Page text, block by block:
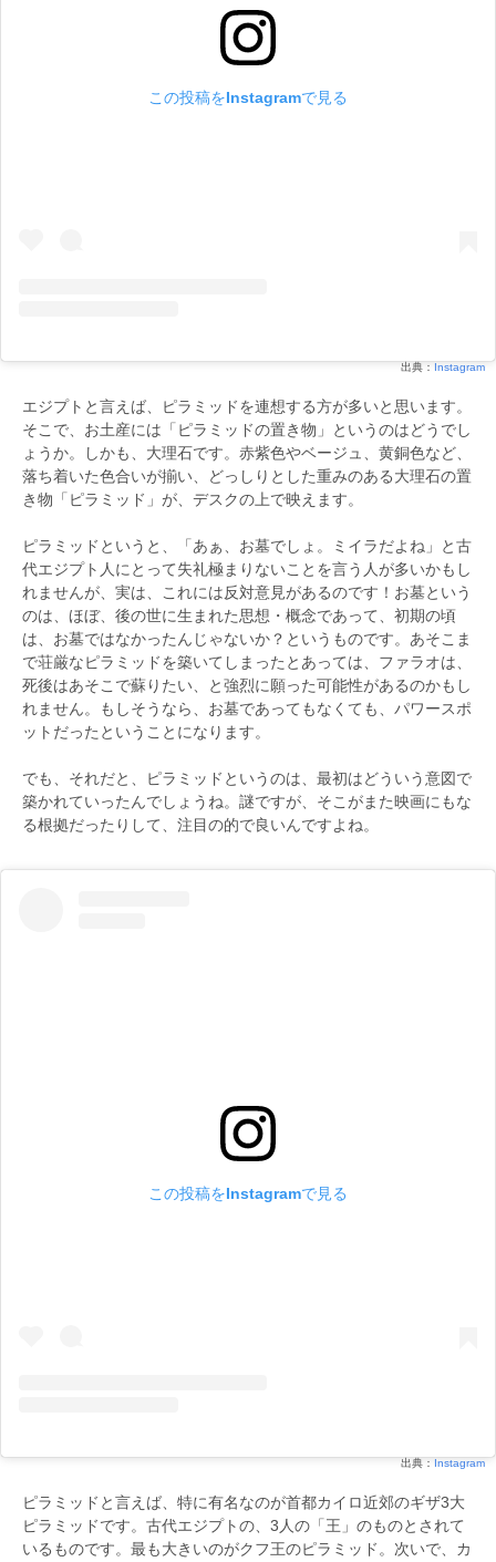
この投稿をInstagramで見る
出典： Instagram
エジプトと言えば、ピラミッドを連想する方が多いと思います。
そこで、お土産には「ピラミッドの置き物」というのはどうでし
ょうか。しかも、大理石です。赤紫色やベージュ、黄銅色など、
落ち着いた色合いが揃い、どっしりとした重みのある大理石の置
き物「ピラミッド」が、デスクの上で映えます。
ピラミッドというと、「あぁ、お墓でしょ。ミイラだよね」と古
代エジプト人にとって失礼極まりないことを言う人が多いかもし
れませんが、実は、これには反対意見があるのです！お墓という
のは、ほぼ、後の世に生まれた思想・概念であって、初期の頃
は、お墓ではなかったんじゃないか？というものです。あそこま
で荘厳なピラミッドを築いてしまったとあっては、ファラオは、
死後はあそこで蘇りたい、と強烈に願った可能性があるのかもし
れません。もしそうなら、お墓であってもなくても、パワースポ
ットだったということになります。
でも、それだと、ピラミッドというのは、最初はどういう意図で
築かれていったんでしょうね。謎ですが、そこがまた映画にもな
る根拠だったりして、注目の的で良いんですよね。
この投稿をInstagramで見る
出典： Instagram
ピラミッドと言えば、特に有名なのが首都カイロ近郊のギザ3大
ピラミッドです。古代エジプトの、3人の「王」のものとされて
いるものです。最も大きいのがクフ王のピラミッド。次いで、カ